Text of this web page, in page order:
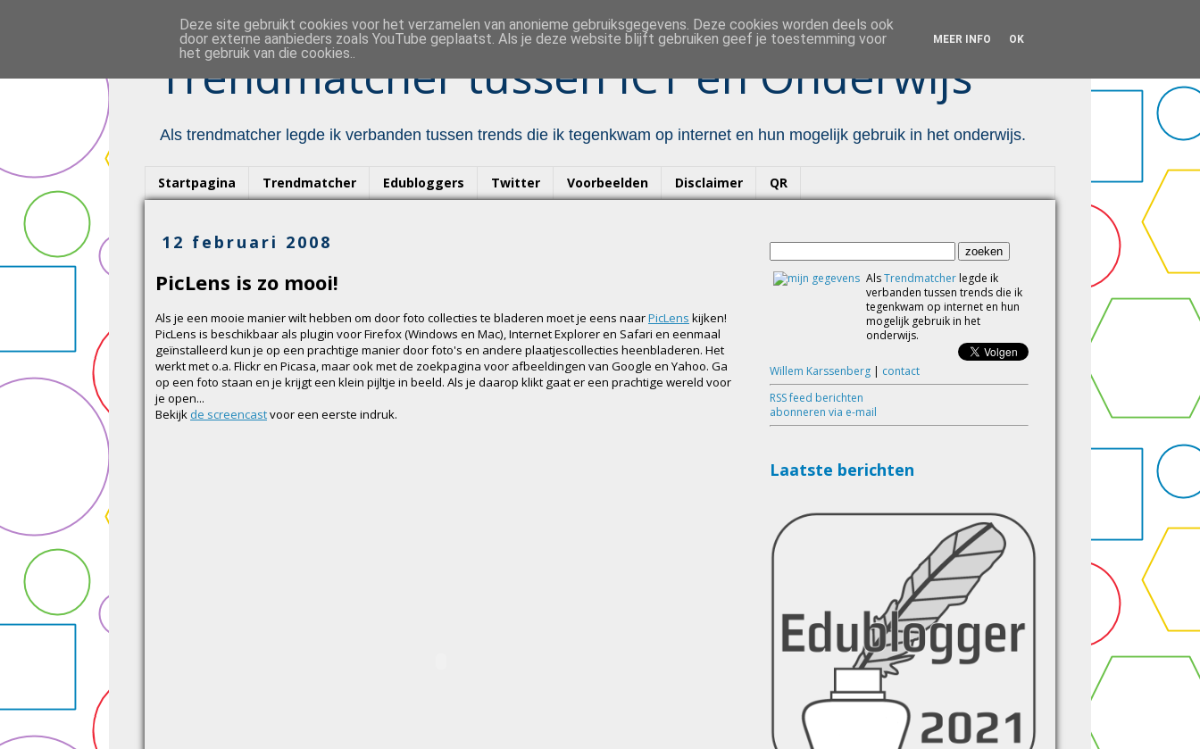
Trendmatcher tussen ICT en Onderwijs ™
Als trendmatcher legde ik verbanden tussen trends die ik tegenkwam op internet en hun mogelijk gebruik in het onderwijs.
Startpagina Trendmatcher Edubloggers Twitter Voorbeelden Disclaimer QR
12 februari 2008
PicLens is zo mooi!
Als je een mooie manier wilt hebben om door foto collecties te bladeren moet je eens naarPicLens kijken!
PicLens is beschikbaar als plugin voor Firefox (Windows en Mac), Internet Explorer en Safari en eenmaal
geïnstalleerd kun je op een prachtige manier door foto's en andere plaatjescollecties heenbladeren. Het
werkt met o.a. Flickr en Picasa, maar ook met de zoekpagina voor afbeeldingen van Google en Yahoo. Ga
op een foto staan en je krijgt een klein pijltje in beeld. Als je daarop klikt gaat er een prachtige wereld voor
je open...
Bekijk de screencastvoor een eerste indruk.
AlsTrendmatcher legde ik
verbanden tussen trends die ik
tegenkwam op internet en hun
mogelijk gebruik in het
onderwijs.
Willem Karssenberg | contact
RSS feed berichten
abonneren via e-mail
Laatste berichten
Deze site gebruikt cookies voor het verzamelen van anonieme gebruiksgegevens. Deze cookies worden deels ook
door externe aanbieders zoals YouTube geplaatst. Als je deze website blijft gebruiken geef je toestemming voor
het gebruik van die cookies..
MEER INFO OK